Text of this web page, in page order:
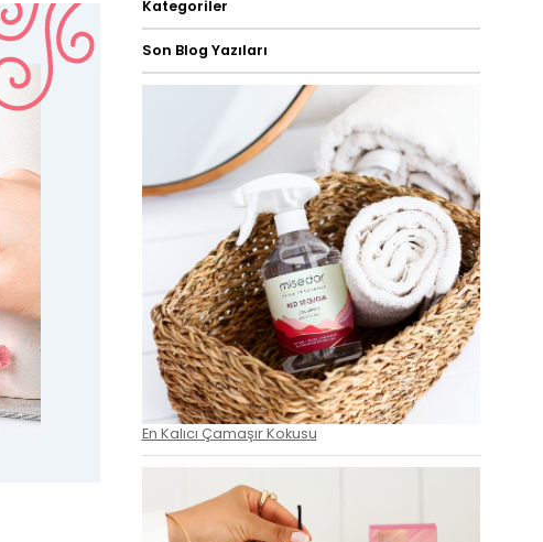
Kategoriler
Son Blog Yazıları
En Kalıcı Çamaşır Kokusu